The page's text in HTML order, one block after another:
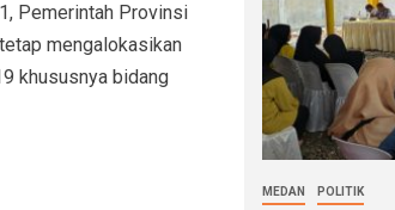
Pemerintah Provinsi
mengalokasikan
khususnya bidang
MEDAN POLITIK